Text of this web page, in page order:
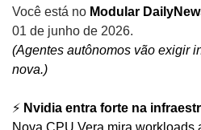
Você está no Modular
01 de junho de 2026.
(Agentes autônomos vão exigir
nova.)
⚡ Nvidia entra forte na
Nova CPU Vera mira workloads